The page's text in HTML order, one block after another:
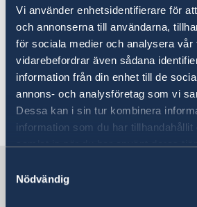
Vi använder enhetsidentifierare för
och annonserna till användarna,
för sociala medier och analysera vår
vidarebefordrar även sådana
information från din enhet till de
annons- och analysföretag som vi
Dessa kan i sin tur kombinera
information som du har tillhandahållit
samlat in när du har använt deras
Nödvändig
aldrig har bott i Sverige
inte har varit i Sverige
som visar samhörighet
Ytterligare information och
för att behålla det svenska
finns påMigrationsverkets